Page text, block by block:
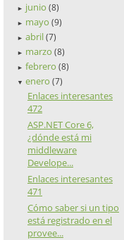
► junio (8)
► mayo (9)
► abril (7)
► marzo (8)
► febrero (8)
▼ enero (7)
Enlaces interesantes
472
ASP.NET Core 6,
¿dónde está mi
middleware
Develope...
Enlaces interesantes
471
Cómo saber si un tipo
está registrado en el
provee...